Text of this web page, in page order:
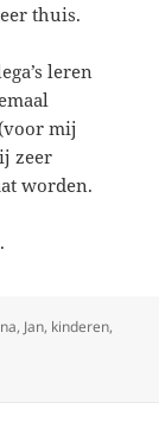
thuis.
leren
mij
zeer
worden.
, Jan, kinderen,